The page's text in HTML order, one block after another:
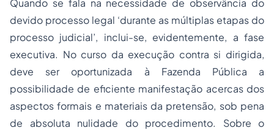
Quando se fala na necessidade de observância do
devido processo legal ‘durante as múltiplas etapas do
processo judicial’, inclui-se, evidentemente, a fase
executiva. No curso da execução contra si dirigida,
deve ser oportunizada à Fazenda Pública a
possibilidade de eficiente manifestação acercas dos
aspectos formais e materiais da pretensão, sob pena
de absoluta nulidade do procedimento. Sobre o